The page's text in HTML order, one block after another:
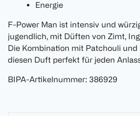
Energie
F-Power Man ist intensiv und
jugendlich, mit Düften von Zimt,
Die Kombination mit Patchouli und
diesen Duft perfekt für jeden
BIPA-Artikelnummer: 386929